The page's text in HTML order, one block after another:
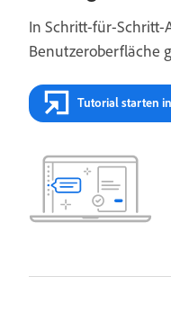
In Schritt-für-
Benutzeroberfläche
Tutorial starten